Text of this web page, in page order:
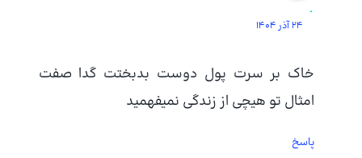
.
24 آذر 1404
خاک بر سرت پول دوست بدبختت گدا صفت
امثال تو هیچی از زندگی نمیفهمید
پاسخ